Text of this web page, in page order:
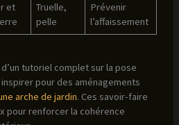
et
Truelle,
pelle
Prévenir
l’affaissement
tutoriel complet sur la pose
pour des aménagements
arche de jardin. Ces savoir-faire
pour renforcer la cohérence